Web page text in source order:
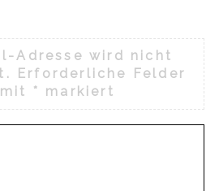
Adresse wird nicht
Erforderliche Felder
* markiert